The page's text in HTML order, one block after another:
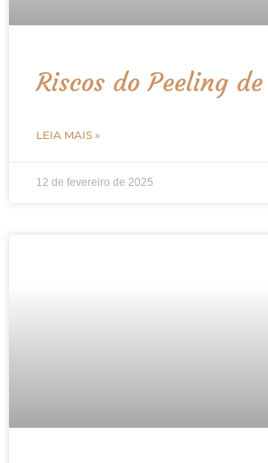
Riscos do Peeling
LEIA MAIS »
12 de fevereiro de 2025